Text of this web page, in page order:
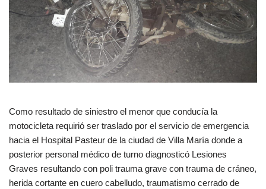
Como resultado de siniestro el menor que conducía la
motocicleta requirió ser traslado por el servicio de emergencia
hacia el Hospital Pasteur de la ciudad de Villa María donde a
posterior personal médico de turno diagnosticó Lesiones
Graves resultando con poli trauma grave con trauma de cráneo,
herida cortante en cuero cabelludo, traumatismo cerrado de